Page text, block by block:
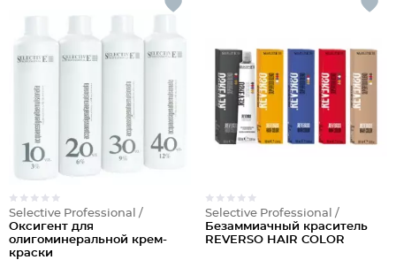
Selective Professional /
Оксигент для
олигоминеральной крем-
краски
Selective Professional /
Безаммиачный краситель
REVERSO HAIR COLOR